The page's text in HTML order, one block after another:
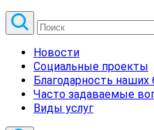
Новости
Социальные проекты
Благодарность наших
Часто задаваемые
Виды услуг